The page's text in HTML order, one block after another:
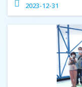
2023-12-31